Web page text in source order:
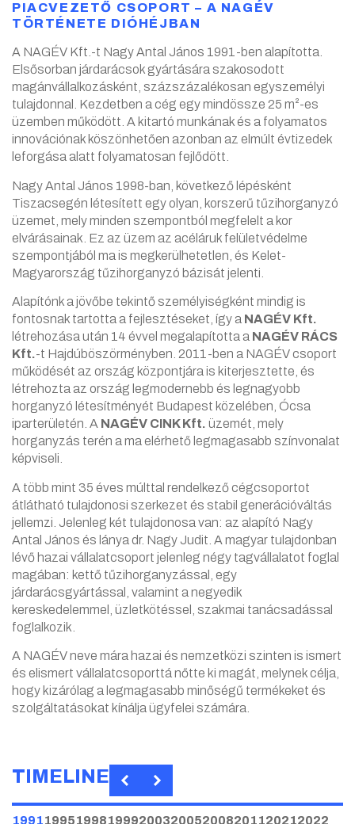
PIACVEZETŐ CSOPORT – A NAGÉV
TÖRTÉNETE DIÓHÉJBAN
A NAGÉV Kft.-t Nagy Antal János 1991-ben alapította.
Elsősorban járdarácsok gyártására szakosodott
magánvállalkozásként, százszázalékosan egyszemélyi
tulajdonnal. Kezdetben a cég egy mindössze 25 m²-es
üzemben működött. A kitartó munkának és a folyamatos
innovációnak köszönhetően azonban az elmúlt évtizedek
leforgása alatt folyamatosan fejlődött.
Nagy Antal János 1998-ban, következő lépésként
Tiszacsegén létesített egy olyan, korszerű tűzihorganyzó
üzemet, mely minden szempontból megfelelt a kor
elvárásainak. Ez az üzem az acéláruk felületvédelme
szempontjából ma is megkerülhetetlen, és Kelet-
Magyarország tűzihorganyzó bázisát jelenti.
Alapítónk a jövőbe tekintő személyiségként mindig is
fontosnak tartotta a fejlesztéseket, így a NAGÉV Kft.
létrehozása után 14 évvel megalapította a NAGÉV RÁCS
Kft.-t Hajdúböszörményben. 2011-ben a NAGÉV csoport
működését az ország központjára is kiterjesztette, és
létrehozta az ország legmodernebb és legnagyobb
horganyzó létesítményét Budapest közelében, Ócsa
iparterületén. A NAGÉV CINK Kft. üzemét, mely
horganyzás terén a ma elérhető legmagasabb színvonalat
képviseli.
A több mint 35 éves múlttal rendelkező cégcsoportot
átlátható tulajdonosi szerkezet és stabil generációváltás
jellemzi. Jelenleg két tulajdonosa van: az alapító Nagy
Antal János és lánya dr. Nagy Judit. A magyar tulajdonban
lévő hazai vállalatcsoport jelenleg négy tagvállalatot foglal
magában: kettő tűzihorganyzással, egy
járdarácsgyártással, valamint a negyedik
kereskedelemmel, üzletkötéssel, szakmai tanácsadással
foglalkozik.
A NAGÉV neve mára hazai és nemzetközi szinten is ismert
és elismert vállalatcsoporttá nőtte ki magát, melynek célja,
hogy kizárólag a legmagasabb minőségű termékeket és
szolgáltatásokat kínálja ügyfelei számára.
TIMELINE
1991199519981999200320052008201120212022